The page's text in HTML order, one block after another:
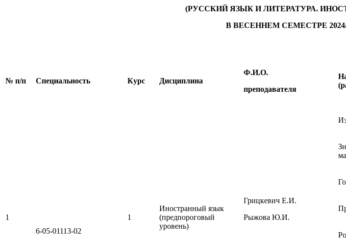
(РУССКИЙ ЯЗЫК И ЛИТЕРАТУРА.
В ВЕСЕННЕМ СЕМЕСТРЕ
№ п/п Специальность Курс Дисциплина
Ф.И.О.
преподавателя
1
6-05-01113-02
1
Иностранный язык
(предпороговый
уровень)
Грицкевич Е.И.
Рыжова Ю.И.